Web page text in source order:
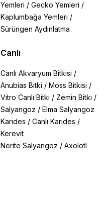
Yemleri / Gecko Yemleri /
Kaplumbağa Yemleri /
Sürüngen Aydınlatma
Canlı
Canlı Akvaryum Bitkisi /
Anubias Bitki / Moss Bitkisi /
Vitro Canlı Bitki / Zemin Bitki /
Salyangoz / Elma Salyangoz
Karides / Canlı Karides /
Kerevit
Nerite Salyangoz / Axolotl